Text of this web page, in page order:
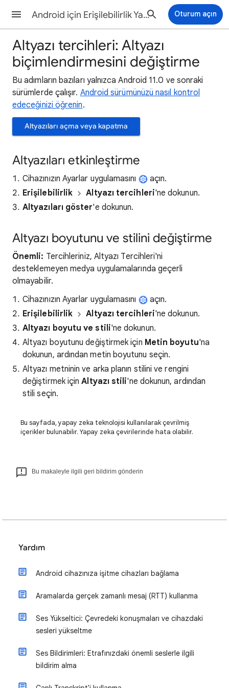
Android için Erişilebilirlik Yardım Oturum açın
Altyazı tercihleri: Altyazı
biçimlendirmesini değiştirme
Bu adımların bazıları yalnızca Android 11.0 ve sonraki
sürümlerde çalışır. Android sürümünüzü nasıl kontrol
edeceğinizi öğrenin.
Altyazıları açma veya kapatma
Altyazıları etkinleştirme
Cihazınızın Ayarlar uygulamasını
açın.
Erişilebilirlik
Altyazı tercihleri'ne dokunun.
Altyazıları göster'e dokunun.
Altyazı boyutunu ve stilini değiştirme
Önemli: Tercihleriniz, Altyazı Tercihleri'ni
desteklemeyen medya uygulamalarında geçerli
olmayabilir.
Cihazınızın Ayarlar uygulamasını
açın.
Erişilebilirlik
Altyazı tercihleri'ne dokunun.
Altyazı boyutu ve stili'ne dokunun.
Altyazı boyutunu değiştirmek için Metin boyutu'na
dokunun, ardından metin boyutunu seçin.
Altyazı metninin ve arka planın stilini ve rengini
değiştirmek içinAltyazı stili'ne dokunun, ardından
stili seçin.
Bu sayfada, yapay zeka teknolojisi kullanılarak çevrilmiş
içerikler bulunabilir. Yapay zeka çevirilerinde hata olabilir.
Bu makaleyle ilgili geri bildirim gönderin
Yardım
Android cihazınıza işitme cihazları bağlama
Aramalarda gerçek zamanlı mesaj (RTT) kullanma
Ses Yükseltici: Çevredeki konuşmaları ve cihazdaki
sesleri yükseltme
Ses Bildirimleri: Etrafınızdaki önemli seslerle ilgili
bildirim alma